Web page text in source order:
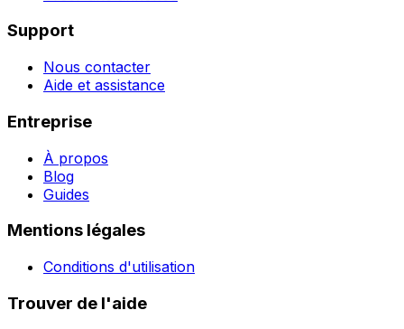
Support
Nous contacter
Aide et assistance
Entreprise
À propos
Blog
Guides
Mentions légales
Conditions d'utilisation
Trouver de l'aide